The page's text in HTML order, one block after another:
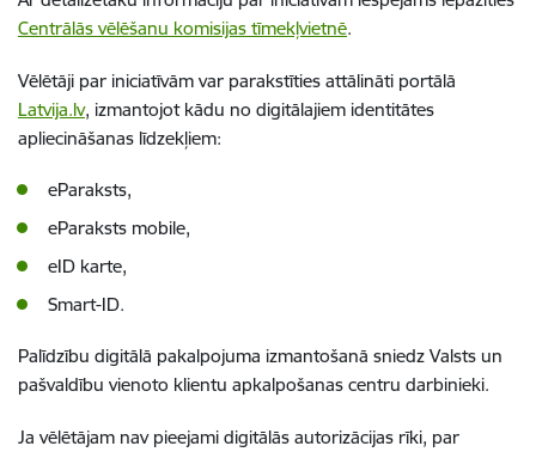
Centrālās vēlēšanu komisijas tīmekļvietnē.
Vēlētāji par iniciatīvām var parakstīties attālināti portālā
Latvija.lv, izmantojot kādu no digitālajiem identitātes
apliecināšanas līdzekļiem:
eParaksts,
eParaksts mobile,
eID karte,
Smart-ID.
Palīdzību digitālā pakalpojuma izmantošanā sniedz Valsts un
pašvaldību vienoto klientu apkalpošanas centru darbinieki.
Ja vēlētājam nav pieejami digitālās autorizācijas rīki, par